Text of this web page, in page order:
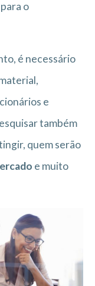
o
é necessário
e
também
quem serão
e muito